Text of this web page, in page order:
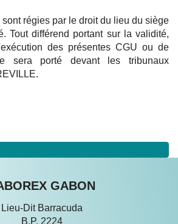
sont régies par le droit du lieu du siège
Tout différend portant sur la validité,
des présentes CGU ou de
sera porté devant les tribunaux
GABON
Lieu-Dit Barracuda
B.P. 2224